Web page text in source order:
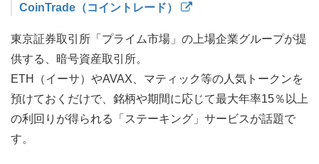
CoinTrade（コイントレード）
東京証券取引所「プライム市場」の上場企業グループが提
供する、暗号資産取引所。
ETH（イーサ）やAVAX、マティック等の人気トークンを
預けておくだけで、銘柄や期間に応じて最大年率15％以上
の利回りが得られる「ステーキング」サービスが話題で
す。